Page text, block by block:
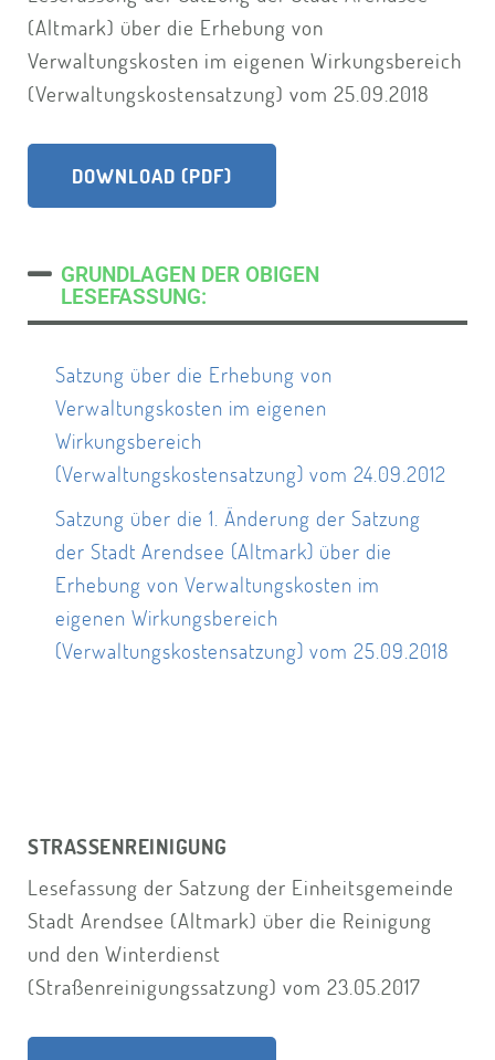
(Altmark) über die Erhebung von
Verwaltungskosten im eigenen Wirkungsbereich
(Verwaltungskostensatzung) vom 25.09.2018
DOWNLOAD (PDF)
GRUNDLAGEN DER OBIGEN
LESEFASSUNG:
Satzung über die Erhebung von
Verwaltungskosten im eigenen
Wirkungsbereich
(Verwaltungskostensatzung) vom 24.09.2012
Satzung über die 1. Änderung der Satzung
der Stadt Arendsee (Altmark) über die
Erhebung von Verwaltungskosten im
eigenen Wirkungsbereich
(Verwaltungskostensatzung) vom 25.09.2018
STRASSENREINIGUNG
Lesefassung der Satzung der Einheitsgemeinde
Stadt Arendsee (Altmark) über die Reinigung
und den Winterdienst
(Straßenreinigungssatzung) vom 23.05.2017